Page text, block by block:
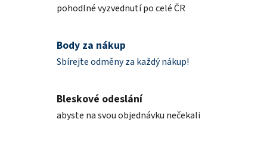
pohodlné vyzvednutí po celé ČR
Body za nákup
Sbírejte odměny za každý nákup!
Bleskové odeslání
abyste na svou objednávku nečekali